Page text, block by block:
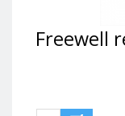
Freewell